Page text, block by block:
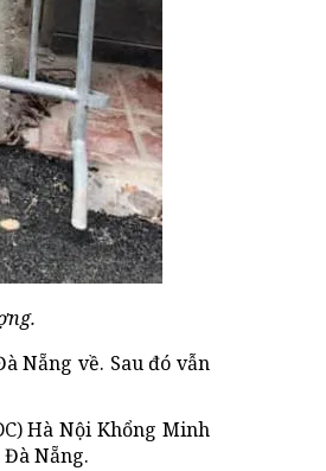
Nẵng về. Sau đó vẫn
Hà Nội Khổng Minh
Nẵng.